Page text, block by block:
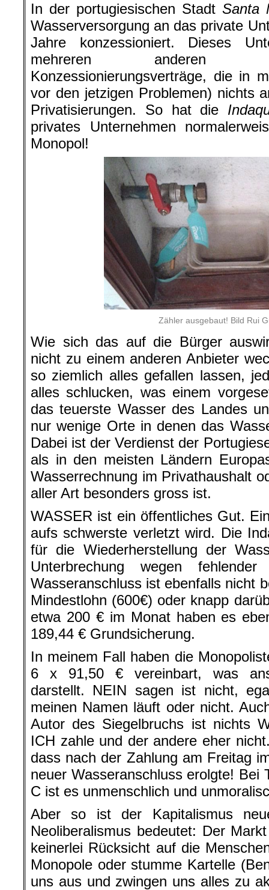
In der portugiesischen Stadt Santa
Wasserversorgung an das private
Jahre konzessioniert. Dieses
mehreren anderen
Konzessionierungsverträge, die in
vor den jetzigen Problemen) nichts
Privatisierungen. So hat die
privates Unternehmen
Monopol!
Zähler ausgebaut! Bild Rui
Wie sich das auf die Bürger
nicht zu einem anderen Anbieter
so ziemlich alles gefallen lassen,
alles schlucken, was einem
das teuerste Wasser des Landes
nur wenige Orte in denen das
Dabei ist der Verdienst der
als in den meisten Ländern
Wasserrechnung im Privathaushalt
aller Art besonders gross ist.
WASSER ist ein öffentliches Gut.
aufs schwerste verletzt wird. Die
für die Wiederherstellung der
Unterbrechung wegen
Wasseranschluss ist ebenfalls nicht
Mindestlohn (600€) oder knapp
etwa 200 € im Monat haben es
189,44 € Grundsicherung.
In meinem Fall haben die
6 x 91,50 € vereinbart, was
darstellt. NEIN sagen ist nicht,
meinen Namen läuft oder nicht.
Autor des Siegelbruchs ist nichts
ICH zahle und der andere eher
dass nach der Zahlung am Freitag
neuer Wasseranschluss erolgte! Bei
C ist es unmenschlich und
Aber so ist der Kapitalismus
Neoliberalismus bedeutet: Der
keinerlei Rücksicht auf die
Monopole oder stumme Kartelle
uns aus und zwingen uns alles zu